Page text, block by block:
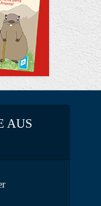
AUS